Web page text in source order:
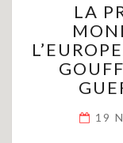
LA
19